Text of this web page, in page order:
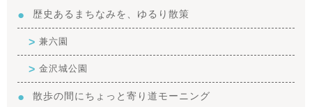
歴史あるまちなみを、ゆるり散策
兼六園
金沢城公園
散歩の間にちょっと寄り道モーニング